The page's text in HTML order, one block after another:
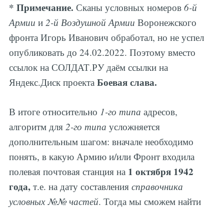
* Примечание. Сканы условных номеров 6-й
Армии и 2-й Воздушной Армии Воронежского
фронта Игорь Иванович обработал, но не успел
опубликовать до 24.02.2022. Поэтому вместо
ссылок на СОЛДАТ.РУ даём ссылки на
Яндекс.Диск проекта Боевая слава.
В итоге относительно 1-го типа адресов,
алгоритм для 2-го типа усложняется
дополнительным шагом: вначале необходимо
понять, в какую Армию и/или Фронт входила
полевая почтовая станция на 1 октября 1942
года, т.е. на дату составления справочника
условных №№ частей. Тогда мы сможем найти